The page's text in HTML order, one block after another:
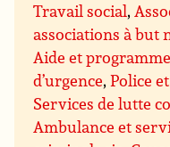
Travail social,
associations à but
Aide et
d’urgence,Police
Services de lutte
Ambulance et